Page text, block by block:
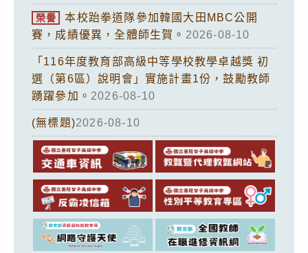
榮譽
本校跆拳道隊參加韓國大田MBC公開
賽，成績優異，全體師生賀。 2026-08-10
「116年度教育部高級中等學校教學卓越獎 初
選（第6區）說明會」實施計畫1份，鼓勵教師
踴躍參加。 2026-08-10
(無標題)2026-08-10